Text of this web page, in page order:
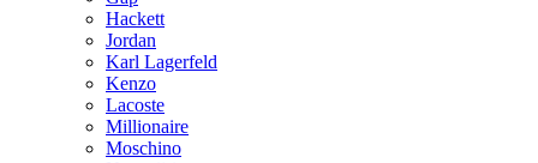
Hackett
Jordan
Karl Lagerfeld
Kenzo
Lacoste
Millionaire
Moschino